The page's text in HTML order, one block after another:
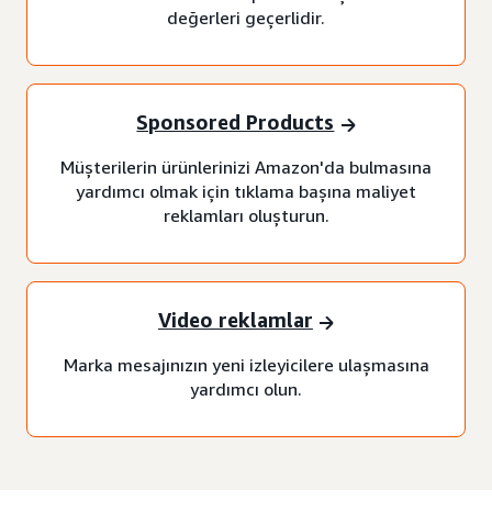
değerleri geçerlidir.
Sponsored Products
Müşterilerin ürünlerinizi Amazon'da bulmasına
yardımcı olmak için tıklama başına maliyet
reklamları oluşturun.
Video reklamlar
Marka mesajınızın yeni izleyicilere ulaşmasına
yardımcı olun.